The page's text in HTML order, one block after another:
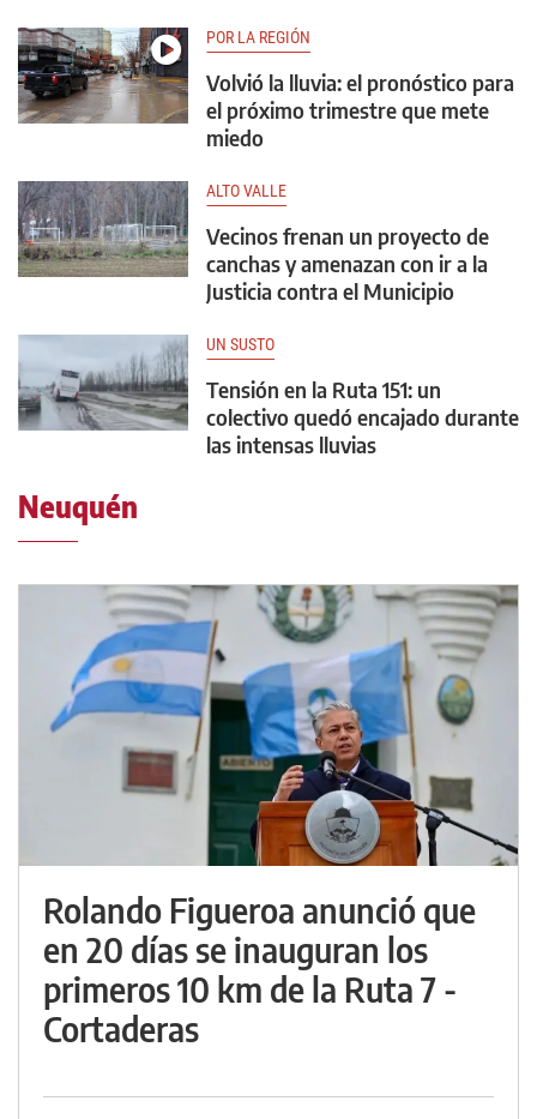
POR LA REGIÓN
Volvió la lluvia: el pronóstico para
el próximo trimestre que mete
miedo
ALTO VALLE
Vecinos frenan un proyecto de
canchas y amenazan con ir a la
Justicia contra el Municipio
UN SUSTO
Tensión en la Ruta 151: un
colectivo quedó encajado durante
las intensas lluvias
Neuquén
Rolando Figueroa anunció que
en 20 días se inauguran los
primeros 10 km de la Ruta 7 -
Cortaderas